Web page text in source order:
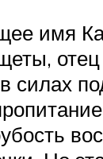
имя
силах